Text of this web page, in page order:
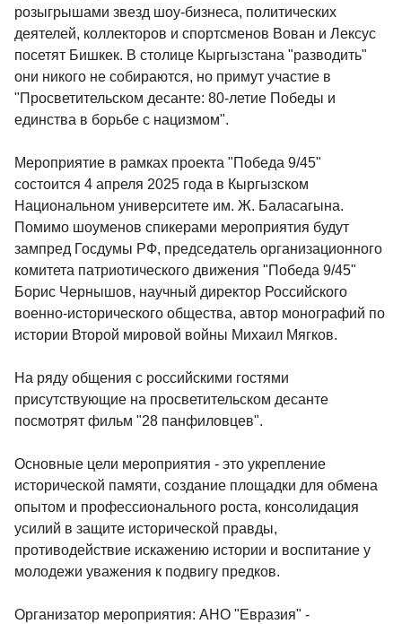
розыгрышами звезд шоу-бизнеса, политических
деятелей, коллекторов и спортсменов Вован и Лексус
посетят Бишкек. В столице Кыргызстана "разводить"
они никого не собираются, но примут участие в
"Просветительском десанте: 80-летие Победы и
единства в борьбе с нацизмом".
Мероприятие в рамках проекта "Победа 9/45"
состоится 4 апреля 2025 года в Кыргызском
Национальном университете им. Ж. Баласагына.
Помимо шоуменов спикерами мероприятия будут
зампред Госдумы РФ, председатель организационного
комитета патриотического движения "Победа 9/45"
Борис Чернышов, научный директор Российского
военно-исторического общества, автор монографий по
истории Второй мировой войны Михаил Мягков.
На ряду общения с российскими гостями
присутствующие на просветительском десанте
посмотрят фильм "28 панфиловцев".
Основные цели мероприятия - это укрепление
исторической памяти, создание площадки для обмена
опытом и профессионального роста, консолидация
усилий в защите исторической правды,
противодействие искажению истории и воспитание у
молодежи уважения к подвигу предков.
Организатор мероприятия: АНО "Евразия" -